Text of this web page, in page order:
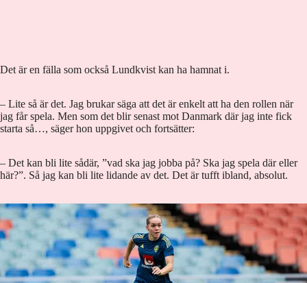
Det är en fälla som också Lundkvist kan ha hamnat i.
– Lite så är det. Jag brukar säga att det är enkelt att ha den rollen när
jag får spela. Men som det blir senast mot Danmark där jag inte fick
starta så…, säger hon uppgivet och fortsätter:
– Det kan bli lite sådär, ”vad ska jag jobba på? Ska jag spela där eller
här?”. Så jag kan bli lite lidande av det. Det är tufft ibland, absolut.